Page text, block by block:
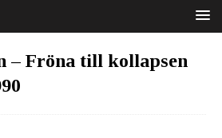
– Fröna till kollapsen